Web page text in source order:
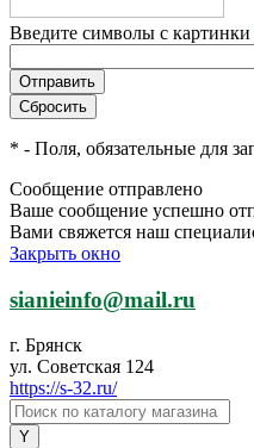
Введите символы с картинки
* - Поля, обязательные для
Сообщение отправлено
Ваше сообщение успешно
Вами свяжется наш
Закрыть окно
sianieinfo@mail.ru
г. Брянск
ул. Советская 124
https://s-32.ru/